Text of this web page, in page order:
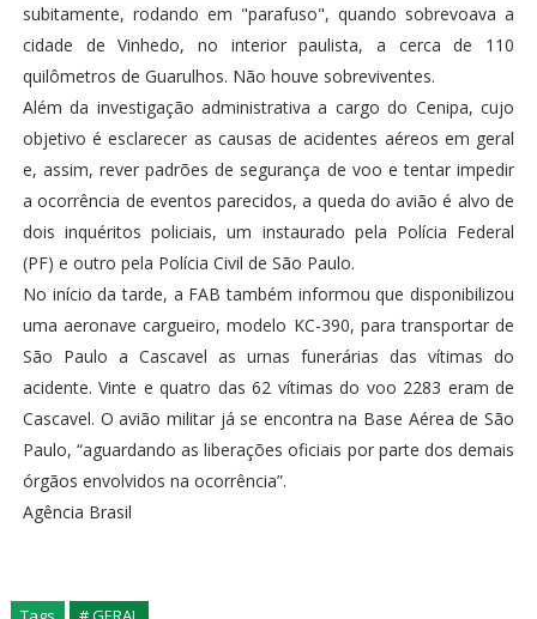
subitamente, rodando em "parafuso", quando sobrevoava a
cidade de Vinhedo, no interior paulista, a cerca de 110
quilômetros de Guarulhos. Não houve sobreviventes.
Além da investigação administrativa a cargo do Cenipa, cujo
objetivo é esclarecer as causas de acidentes aéreos em geral
e, assim, rever padrões de segurança de voo e tentar impedir
a ocorrência de eventos parecidos, a queda do avião é alvo de
dois inquéritos policiais, um instaurado pela Polícia Federal
(PF) e outro pela Polícia Civil de São Paulo.
No início da tarde, a FAB também informou que disponibilizou
uma aeronave cargueiro, modelo KC-390, para transportar de
São Paulo a Cascavel as urnas funerárias das vítimas do
acidente. Vinte e quatro das 62 vítimas do voo 2283 eram de
Cascavel. O avião militar já se encontra na Base Aérea de São
Paulo, “aguardando as liberações oficiais por parte dos demais
órgãos envolvidos na ocorrência”.
Agência Brasil